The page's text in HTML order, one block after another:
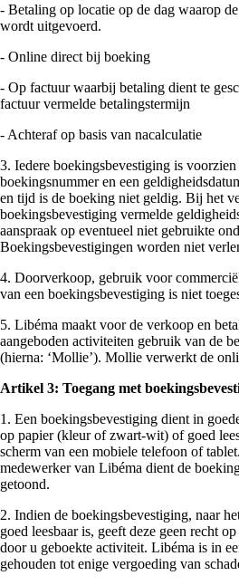
- Betaling op locatie op de dag waarop
wordt uitgevoerd.
- Online direct bij boeking
- Op factuur waarbij betaling dient te
factuur vermelde betalingstermijn
- Achteraf op basis van nacalculatie
3. Iedere boekingsbevestiging is
boekingsnummer en een
en tijd is de boeking niet geldig. Bij het
boekingsbevestiging vermelde
aanspraak op eventueel niet gebruikte
Boekingsbevestigingen worden niet
4. Doorverkoop, gebruik voor
van een boekingsbevestiging is niet
5. Libéma maakt voor de verkoop en
aangeboden activiteiten gebruik van de
(hierna: ‘Mollie’). Mollie verwerkt de
Artikel 3: Toegang met
1. Een boekingsbevestiging dient in
op papier (kleur of zwart-wit) of goed
scherm van een mobiele telefoon of
medewerker van Libéma dient de
getoond.
2. Indien de boekingsbevestiging, naar
goed leesbaar is, geeft deze geen recht
door u geboekte activiteit. Libéma is in
gehouden tot enige vergoeding van